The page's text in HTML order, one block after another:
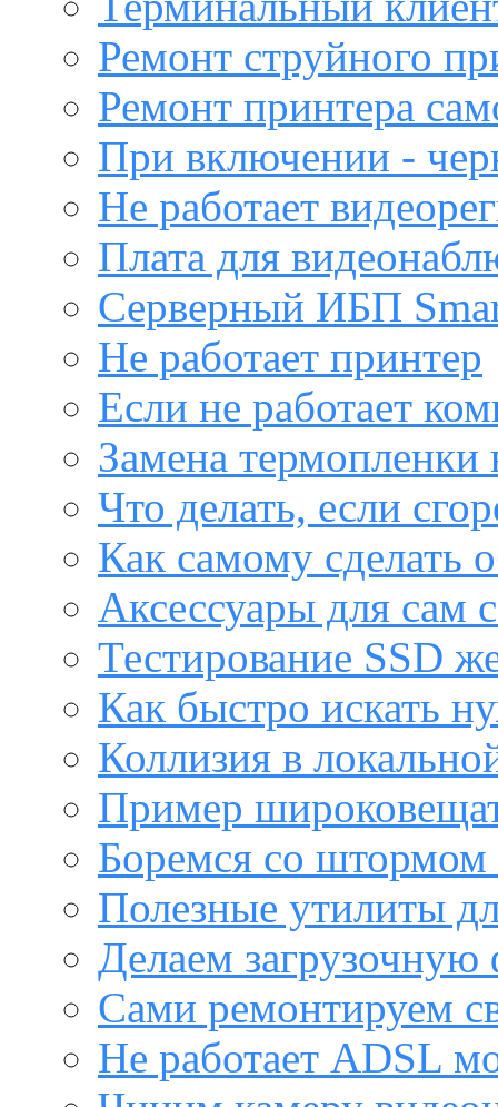
Ремонт струйного
Ремонт принтера
При включении -
Не работает
Плата для
Серверный ИБП
Не работает принтер
Если не работает
Замена термопленки
Что делать, если
Как самому сделать
Аксессуары для сам
Тестирование SSD
Как быстро искать
Коллизия в
Пример
Боремся со штормом
Полезные утилиты
Делаем
Сами ремонтируем
Не работает ADSL